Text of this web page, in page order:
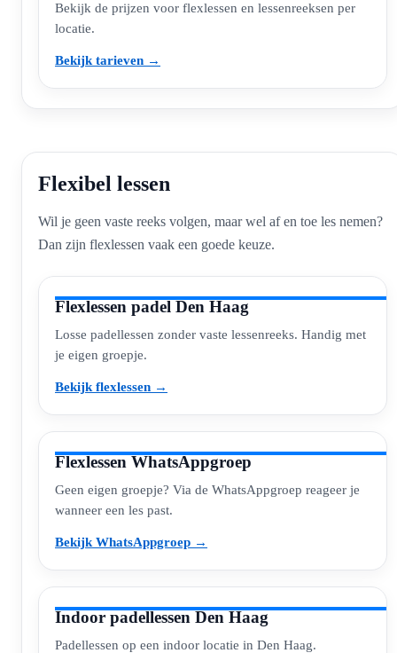
Bekijk de prijzen voor flexlessen en lessenreeksen per
locatie.
Bekijk tarieven →
Flexibel lessen
Wil je geen vaste reeks volgen, maar wel af en toe les nemen?
Dan zijn flexlessen vaak een goede keuze.
Flexlessen padel Den Haag
Losse padellessen zonder vaste lessenreeks. Handig met
je eigen groepje.
Bekijk flexlessen →
Flexlessen WhatsAppgroep
Geen eigen groepje? Via de WhatsAppgroep reageer je
wanneer een les past.
Bekijk WhatsAppgroep →
Indoor padellessen Den Haag
Padellessen op een indoor locatie in Den Haag.